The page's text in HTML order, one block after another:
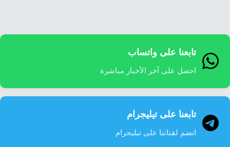
تقارير صور
فيديو تابعنا على واتساب
احصل على آخر الأخبار مباشرة
تابعنا على تيليجرام
انضم لقناتنا على تيليجرام